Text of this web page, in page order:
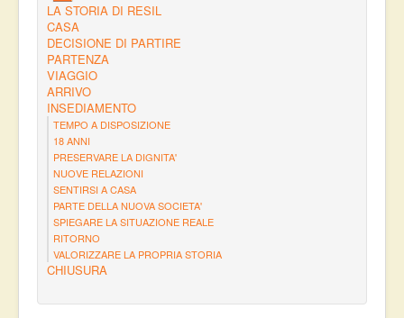
LA STORIA DI RESIL
CASA
DECISIONE DI PARTIRE
PARTENZA
VIAGGIO
ARRIVO
INSEDIAMENTO
TEMPO A DISPOSIZIONE
18 ANNI
PRESERVARE LA DIGNITA'
NUOVE RELAZIONI
SENTIRSI A CASA
PARTE DELLA NUOVA SOCIETA'
SPIEGARE LA SITUAZIONE REALE
RITORNO
VALORIZZARE LA PROPRIA STORIA
CHIUSURA